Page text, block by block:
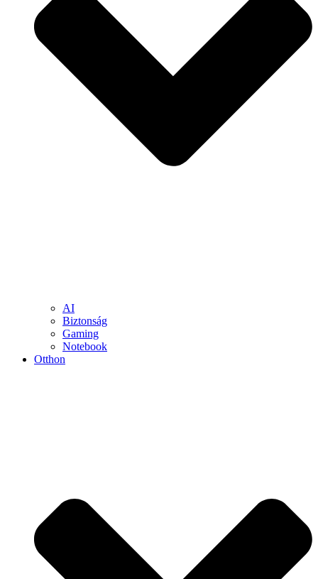
AI
Biztonság
Gaming
Notebook
Otthon